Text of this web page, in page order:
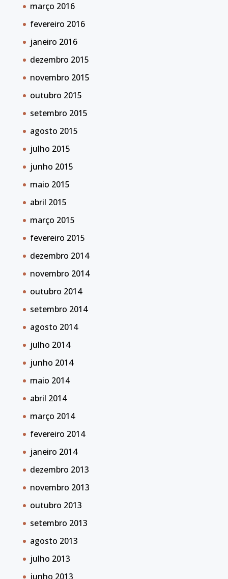
março 2016
fevereiro 2016
janeiro 2016
dezembro 2015
novembro 2015
outubro 2015
setembro 2015
agosto 2015
julho 2015
junho 2015
maio 2015
abril 2015
março 2015
fevereiro 2015
dezembro 2014
novembro 2014
outubro 2014
setembro 2014
agosto 2014
julho 2014
junho 2014
maio 2014
abril 2014
março 2014
fevereiro 2014
janeiro 2014
dezembro 2013
novembro 2013
outubro 2013
setembro 2013
agosto 2013
julho 2013
junho 2013